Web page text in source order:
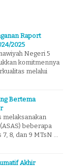
Raport
2025
Negeri 5
komitmennya
melalui
Bertema
melaksanakan
beberapa
8, dan 9 MTsN …
Akhir